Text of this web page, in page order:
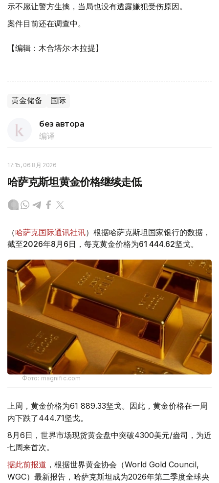
示不愿让警方生擒，当局也没有透露嫌犯受伤原因。
案件目前还在调查中。
【编辑：木合塔尔·木拉提】
黄金储备 国际
без автора
编译
17:15, 06 8月 2026
哈萨克斯坦黄金价格继续走低
（哈萨克国际通讯社讯）根据哈萨克斯坦国家银行的数据，
截至2026年8月6日，每克黄金价格为61 444.62坚戈。
Фото: magnific.com
上周，黄金价格为61 889.33坚戈。因此，黄金价格在一周
内下跌了444.71坚戈。
8月6日，世界市场现货黄金盘中突破4300美元/盎司，为近
七周来首次。
据此前报道 ，根据世界黄金协会（World Gold Council,
WGC）最新报告，哈萨克斯坦成为2026年第二季度全球央